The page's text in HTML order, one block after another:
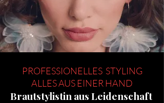
PROFESSIONELLES STYLING
ALLES AUS EINER HAND
Brautstylistin aus Leidenschaft